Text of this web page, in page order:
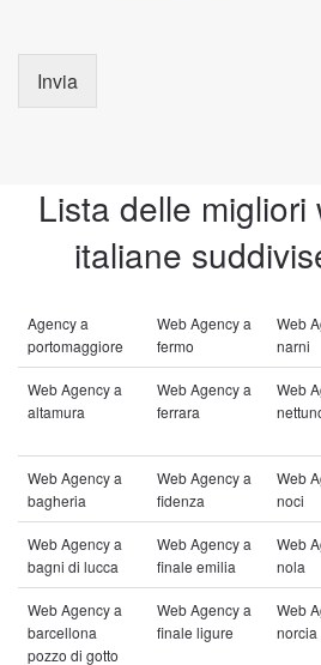
Invia
Lista delle
italiane
Agency a
portomaggiore
Web Agency a
fermo
Web
narni
Web Agency a
altamura
Web Agency a
ferrara
Web
Web Agency a
bagheria
Web Agency a
fidenza
Web
noci
Web Agency a
bagni di lucca
Web Agency a
finale emilia
Web
nola
Web Agency a
barcellona
pozzo di gotto
Web Agency a
finale ligure
Web
norcia